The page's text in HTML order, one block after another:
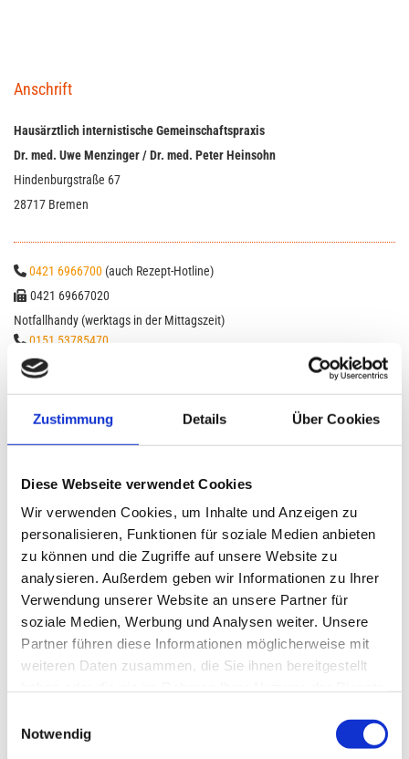
Zustimmung Details Über Cookies
Diese Webseite verwendet Cookies
Wir verwenden Cookies, um Inhalte und Anzeigen zu
personalisieren, Funktionen für soziale Medien anbieten
zu können und die Zugriffe auf unsere Website zu
analysieren. Außerdem geben wir Informationen zu Ihrer
Verwendung unserer Website an unsere Partner für
soziale Medien, Werbung und Analysen weiter. Unsere
Partner führen diese Informationen möglicherweise mit
weiteren Daten zusammen, die Sie ihnen bereitgestellt
Notwendig
Anschrift
Haus­ärzt­lich in­ter­nis­ti­sche Ge­mein­schafts­pra­xis
Dr. med. Uwe Men­zin­ger / Dr. med. Peter Hein­sohn
Hin­den­burg­stra­ße 67
28717 Bre­men
 0421 6966700 (auch Re­zept-Hot­line)
 0421 69667020
Notfallhandy (werktags in der Mittagszeit)
 0151 53785470
 uwe.menzinger@nord-com.net
Montag - Dienstag
Mittwoch
07:30 - 12:00
Donnerstag
07:30 - 12:00
13:30 - 16:00
Freitag
07:30 - 12:00
14:00 - 16:00
Telefonische Erreichbarkeit
Mo - Fr
8:00 - 12:00
Do 13:30 - 16:00